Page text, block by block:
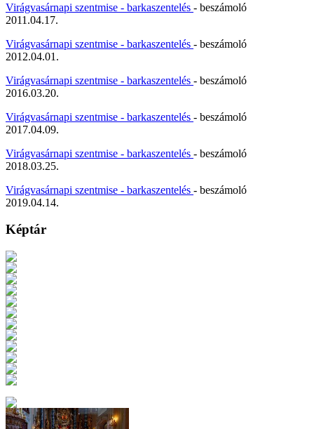
Virágvasárnapi szentmise - barkaszentelés - beszámoló
2011.04.17.
Virágvasárnapi szentmise - barkaszentelés - beszámoló
2012.04.01.
Virágvasárnapi szentmise - barkaszentelés - beszámoló
2016.03.20.
Virágvasárnapi szentmise - barkaszentelés - beszámoló
2017.04.09.
Virágvasárnapi szentmise - barkaszentelés - beszámoló
2018.03.25.
Virágvasárnapi szentmise - barkaszentelés - beszámoló
2019.04.14.
Képtár